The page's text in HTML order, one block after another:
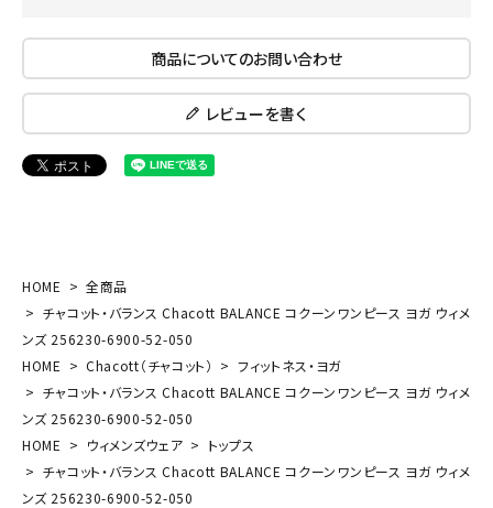
商品についてのお問い合わせ
レビューを書く
HOME
全商品
チャコット・バランス Chacott BALANCE コクーンワンピース ヨガ ウィメ
ンズ 256230-6900-52-050
HOME
Chacott（チャコット）
フィットネス・ヨガ
チャコット・バランス Chacott BALANCE コクーンワンピース ヨガ ウィメ
ンズ 256230-6900-52-050
HOME
ウィメンズウェア
トップス
チャコット・バランス Chacott BALANCE コクーンワンピース ヨガ ウィメ
ンズ 256230-6900-52-050